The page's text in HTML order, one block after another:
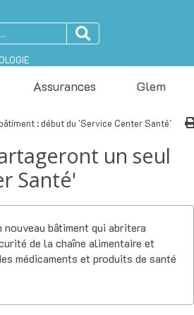
Assurances Glem
: début du 'Service Center Santé'
un seul
Santé'
nouveau bâtiment qui abritera
de la chaîne alimentaire et
médicaments et produits de santé